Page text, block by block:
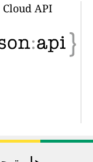
Cloud API